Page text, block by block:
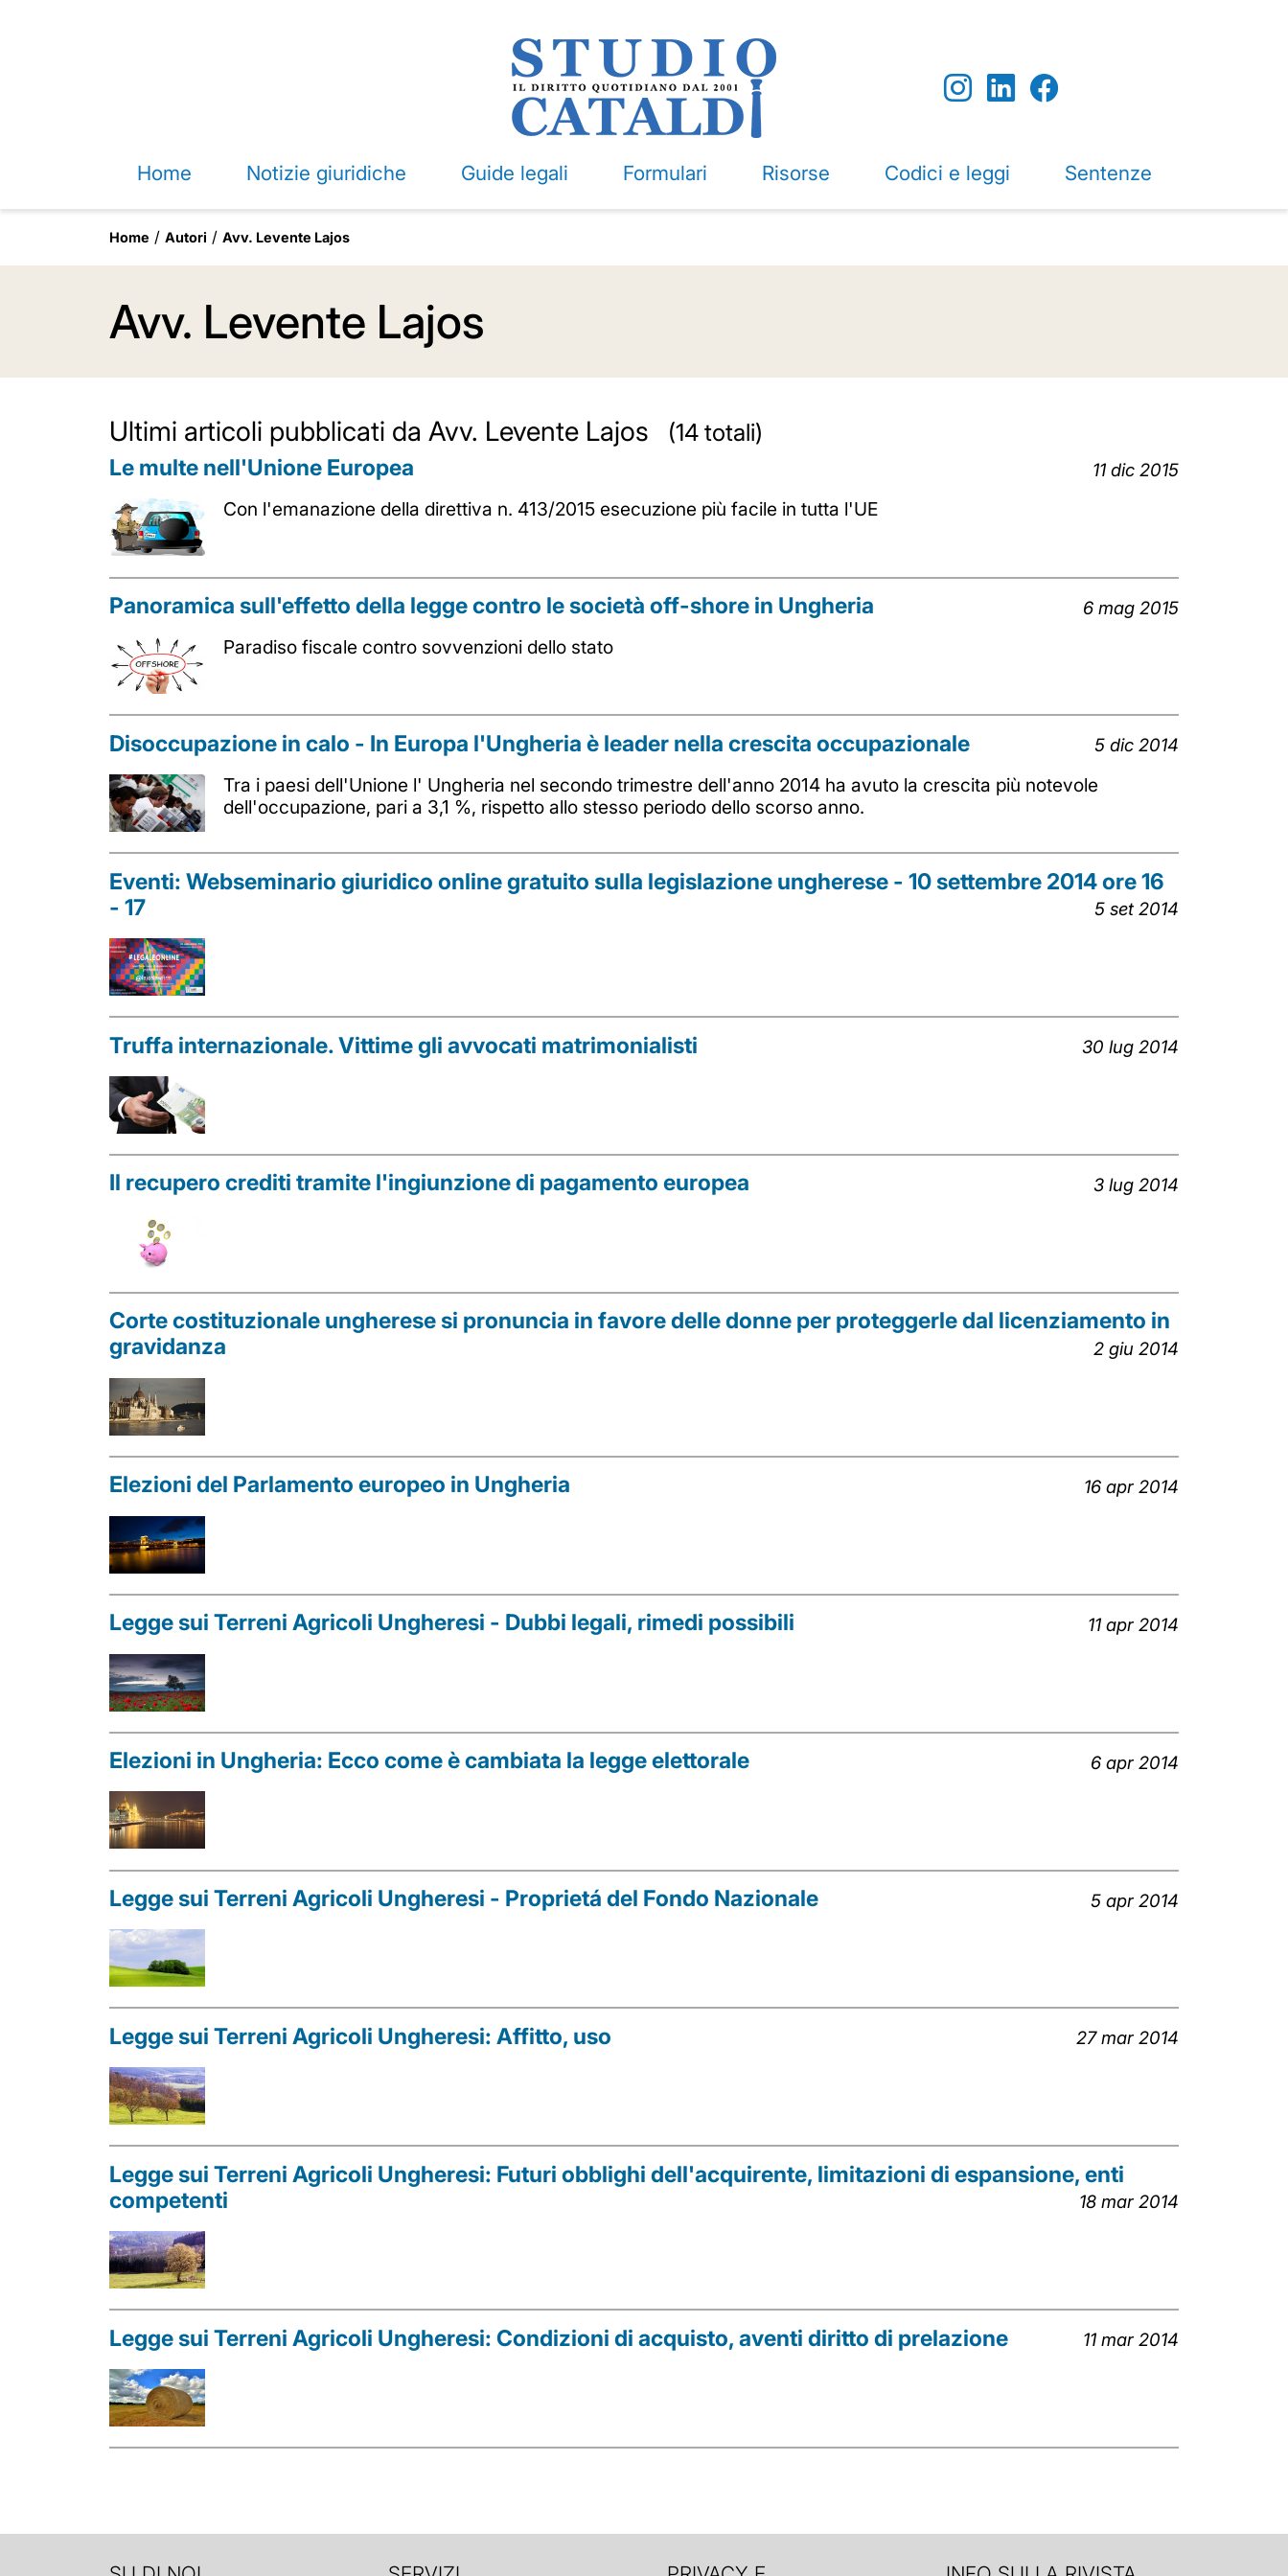
Home Notizie giuridiche Guide legali Formulari Risorse Codici e leggi Sentenze
Home Autori Avv. Levente Lajos
Avv. Levente Lajos
Ultimi articoli pubblicati da Avv. Levente Lajos (14 totali)
Le multe nell'Unione Europea 11 dic 2015
Con l'emanazione della direttiva n. 413/2015 esecuzione più facile in tutta l'UE
Panoramica sull'effetto della legge contro le società off-shore in Ungheria 6 mag 2015
Paradiso fiscale contro sovvenzioni dello stato
Disoccupazione in calo - In Europa l'Ungheria è leader nella crescita occupazionale 5 dic 2014
Tra i paesi dell'Unione l' Ungheria nel secondo trimestre dell'anno 2014 ha avuto la crescita più notevole
dell'occupazione, pari a 3,1 %, rispetto allo stesso periodo dello scorso anno.
Eventi: Webseminario giuridico online gratuito sulla legislazione ungherese - 10 settembre 2014 ore 16
- 17
5 set 2014
Truffa internazionale. Vittime gli avvocati matrimonialisti 30 lug 2014
Il recupero crediti tramite l'ingiunzione di pagamento europea 3 lug 2014
Corte costituzionale ungherese si pronuncia in favore delle donne per proteggerle dal licenziamento in
gravidanza
2 giu 2014
Elezioni del Parlamento europeo in Ungheria 16 apr 2014
Legge sui Terreni Agricoli Ungheresi - Dubbi legali, rimedi possibili 11 apr 2014
Elezioni in Ungheria: Ecco come è cambiata la legge elettorale 6 apr 2014
Legge sui Terreni Agricoli Ungheresi - Proprietá del Fondo Nazionale 5 apr 2014
Legge sui Terreni Agricoli Ungheresi: Affitto, uso 27 mar 2014
Legge sui Terreni Agricoli Ungheresi: Futuri obblighi dell'acquirente, limitazioni di espansione, enti
competenti
18 mar 2014
Legge sui Terreni Agricoli Ungheresi: Condizioni di acquisto, aventi diritto di prelazione 11 mar 2014